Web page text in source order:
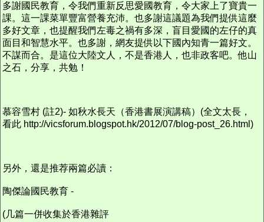
多謝國民教育，令我們重新反思愛國教育，令大家上了寶貴一
課。這一課菜單豐富營養充沛。也多謝這議題為我們提供這麼
多好文章，也提醒我們左毒之禍有多深，盲目愛國的左仔的真
面目和智慧水平。也多謝，網友提供以下國內知青一篇好文。
不謀而合。是這位大陸文人，不是香港人，也非政客吧。他山
之石，分享，共勉！
慕容雪村 (註2)- 如秋水長天（香港書展演講稿）(全文太長，
看此 http://vicsforum.blogspot.hk/2012/07/blog-post_26.html)
另外，還是推荐兩篇必讀：
陶傑論國民教育 -
(几篇一併收集於香港雜評